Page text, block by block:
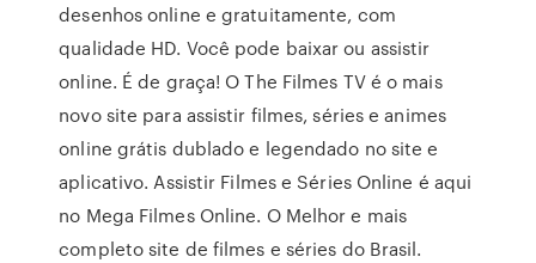
desenhos online e gratuitamente, com
qualidade HD. Você pode baixar ou assistir
online. É de graça! O The Filmes TV é o mais
novo site para assistir filmes, séries e animes
online grátis dublado e legendado no site e
aplicativo. Assistir Filmes e Séries Online é aqui
no Mega Filmes Online. O Melhor e mais
completo site de filmes e séries do Brasil.